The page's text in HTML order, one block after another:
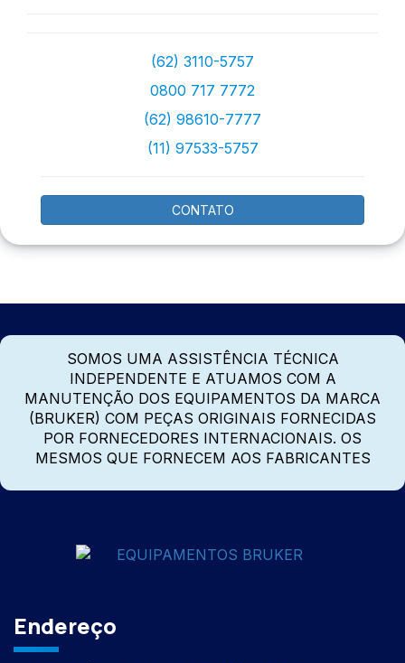
(62) 3110-5757
0800 717 7772
(62) 98610-7777
(11) 97533-5757
CONTATO
SOMOS UMA ASSISTÊNCIA TÉCNICA
INDEPENDENTE E ATUAMOS COM A
MANUTENÇÃO DOS EQUIPAMENTOS DA MARCA
(BRUKER) COM PEÇAS ORIGINAIS FORNECIDAS
POR FORNECEDORES INTERNACIONAIS. OS
MESMOS QUE FORNECEM AOS FABRICANTES
Endereço